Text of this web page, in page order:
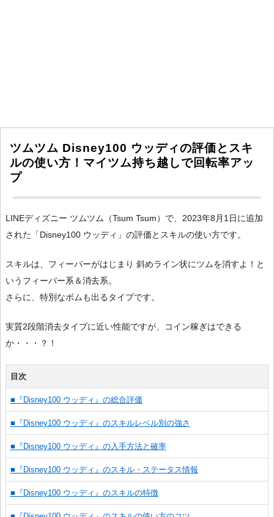
ツムツム Disney100 ウッディの評価とスキ
ルの使い方！マイツム持ち越しで回転率アッ
プ
LINEディズニー ツムツム（Tsum Tsum）で、2023年8月1日に追加
された「Disney100 ウッディ」の評価とスキルの使い方です。
スキルは、フィーバーがはじまり 斜めライン状にツムを消すよ！と
いうフィーバー系＆消去系。
さらに、特別なボムも出るタイプです。
実質2段階消去タイプに近い性能ですが、コイン稼ぎはできる
か・・・？！
目次
■『Disney100 ウッディ』の総合評価
■『Disney100 ウッディ』のスキルレベル別の強さ
■『Disney100 ウッディ』の入手方法と確率
■『Disney100 ウッディ』のスキル・ステータス情報
■『Disney100 ウッディ』のスキルの特徴